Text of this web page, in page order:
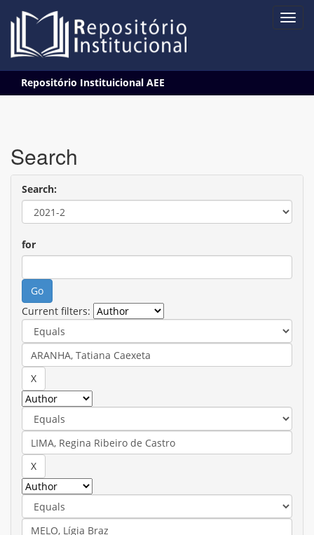
navigation
Repositório Instituicional AEE
Search
Search:
for
Current filters: